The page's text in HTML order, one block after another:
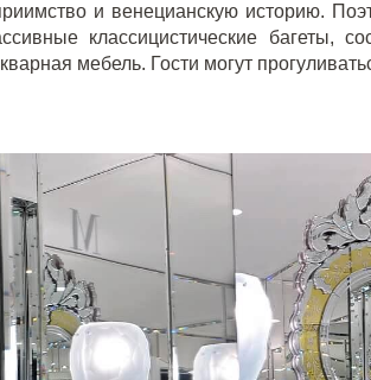
и венецианскую историю.
классицистические багеты,
мебель. Гости могут